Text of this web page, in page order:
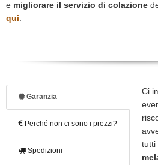
e migliorare il servizio di colazione
qui.
Garanzia
Perché non ci sono i prezzi?
Spedizioni
Ci
tutti